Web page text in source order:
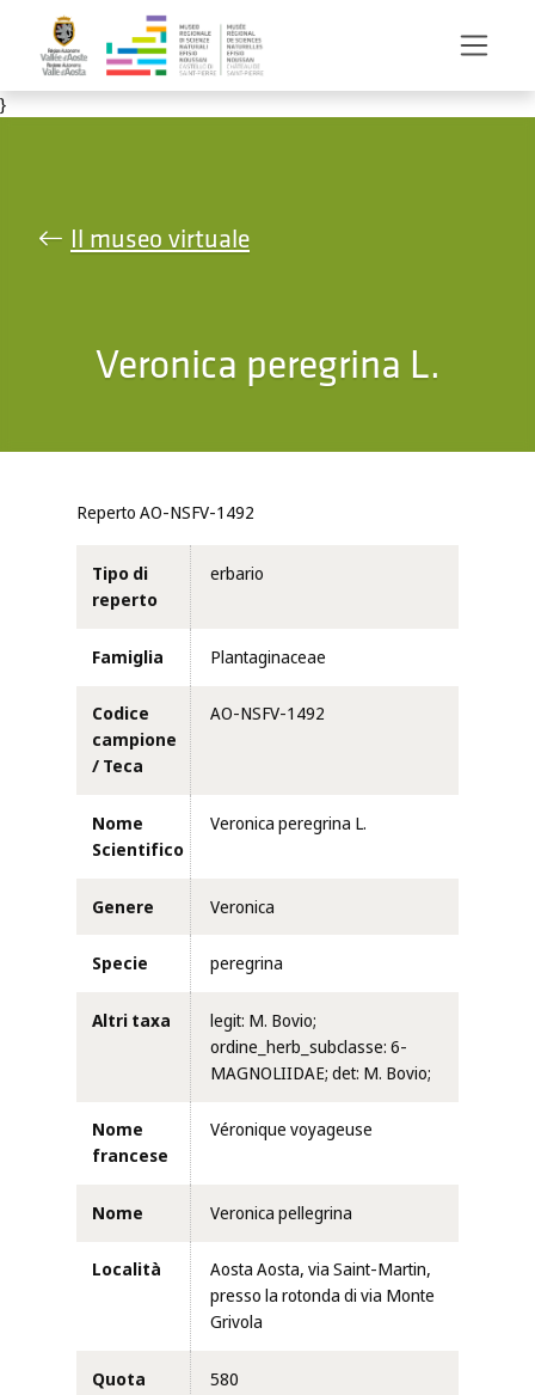
Salta al contenuto principale
}
Il museo virtuale
Veronica peregrina L.
Reperto AO-NSFV-1492
Tipo di
reperto
erbario
Famiglia Plantaginaceae
Codice
campione
/ Teca
AO-NSFV-1492
Nome
Scientifico
Veronica peregrina L.
Genere Veronica
Specie peregrina
Altri taxa
legit: M. Bovio;
ordine_herb_subclasse: 6-
MAGNOLIIDAE; det: M. Bovio;
Nome
francese
Véronique voyageuse
Nome Veronica pellegrina
Località
Aosta Aosta, via Saint-Martin,
presso la rotonda di via Monte
Grivola
Quota 580